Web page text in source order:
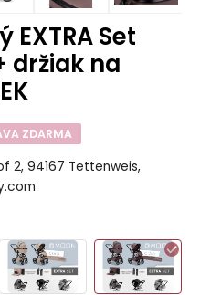
EXTRA Set
držiak na
ZDARMA
2, 94167 Tettenweis,